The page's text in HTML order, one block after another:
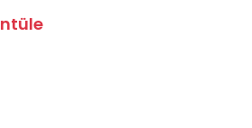
ve acil durumlara karşı